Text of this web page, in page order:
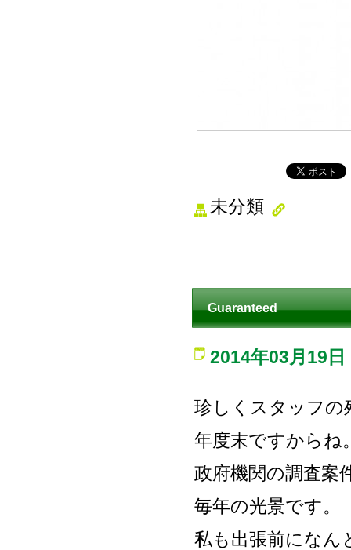
未分類
Guaranteed
2014年03月19日
珍しくスタッフの
年度末ですからね
政府機関の調査案
毎年の光景です。
私も出張前になん